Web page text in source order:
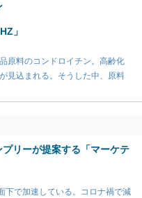
」
原料のコンドロイチン。高齢化
見込まれる。そうした中、原料
リーが提案する「マーケテ
下で加速している。コロナ禍で減